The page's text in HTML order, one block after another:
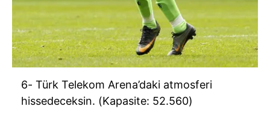
gösterilmeyecektir."
Sizlere daha iyi bir hizmet sunabilmek için İnternet
Sitemizde kendimize ve üçüncü kişilere ait çerezler
kullanılmaktadır. Bu çerezler vasıtasıyla çeşitli kişisel
verileriniz işlenmekte olup gerekli olan çerezler bilgi
toplumu hizmetlerinin sunulması amacıyla
kullanılmaktadır. Diğer çerezler, sitemizin daha işlevsel
6- Türk Telekom Arena’daki atmosferi
hissedeceksin. (Kapasite: 52.560)